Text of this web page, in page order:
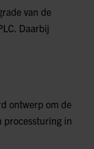
van de
Daarbij
ontwerp om de
processturing in